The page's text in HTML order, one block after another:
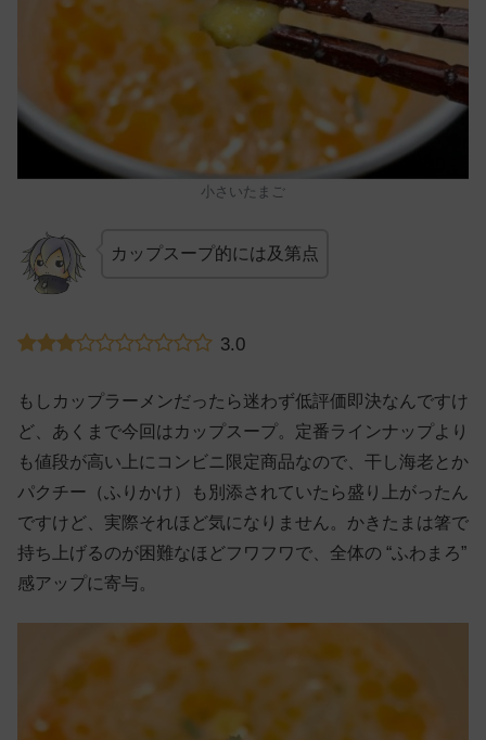
小さいたまご
カップスープ的には及第点
3.0
もしカップラーメンだったら迷わず低評価即決なんですけ
ど、あくまで今回はカップスープ。定番ラインナップより
も値段が高い上にコンビニ限定商品なので、干し海老とか
パクチー（ふりかけ）も別添されていたら盛り上がったん
ですけど、実際それほど気になりません。かきたまは箸で
持ち上げるのが困難なほどフワフワで、全体の “ふわまろ”
感アップに寄与。